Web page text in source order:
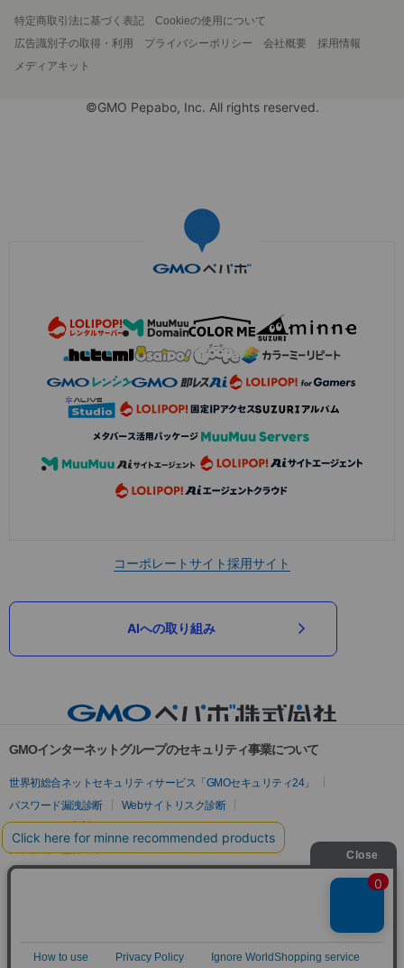
特定商取引法に基づく表記
Cookieの使用について
広告識別子の取得・利用
プライバシーポリシー 会社概要
採用情報
メディアキット
©GMO Pepabo, Inc. All rights reserved.
コーポレートサイト採用サイト
AIへの取り組み
GMOインターネットグループのセキュリティ事業について
世界初総合ネットセキュリティサービス「GMOセキュリティ24」
パスワード漏洩診断
Webサイトリスク診断
セキュリティ相談AIチャットボット
実在証明・盗聴対策
サイバー攻撃対策（GMOサイバーセキュリティ byイエラエ）